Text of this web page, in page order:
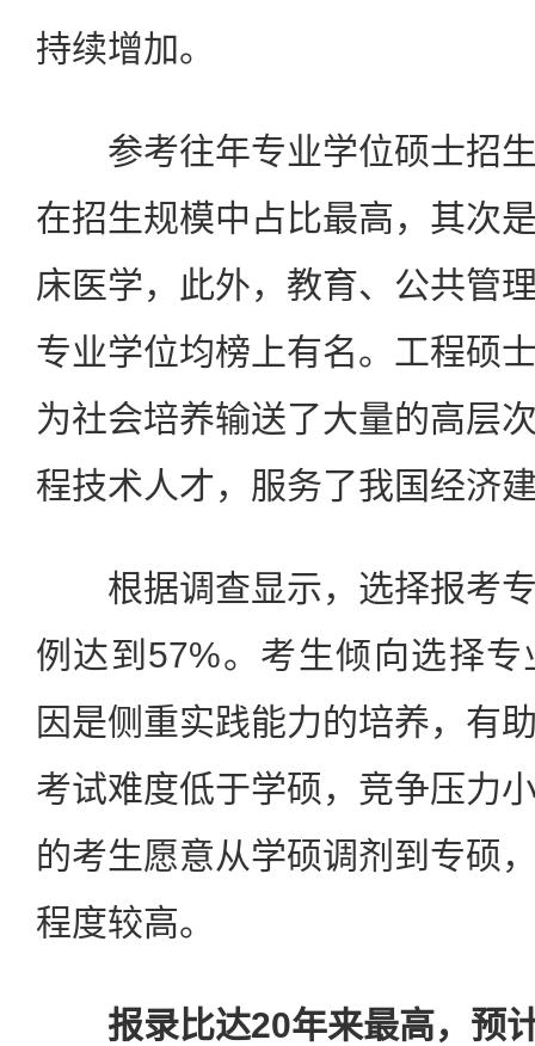
持续增加。
参考往年专业学位硕士招生
在招生规模中占比最高，其次
床医学，此外，教育、公共管
专业学位均榜上有名。工程硕
为社会培养输送了大量的高层
程技术人才，服务了我国经济
根据调查显示，选择报考专
例达到57%。考生倾向选择
因是侧重实践能力的培养，有
考试难度低于学硕，竞争压力
的考生愿意从学硕调剂到专硕
程度较高。
报录比达20年来最高，预